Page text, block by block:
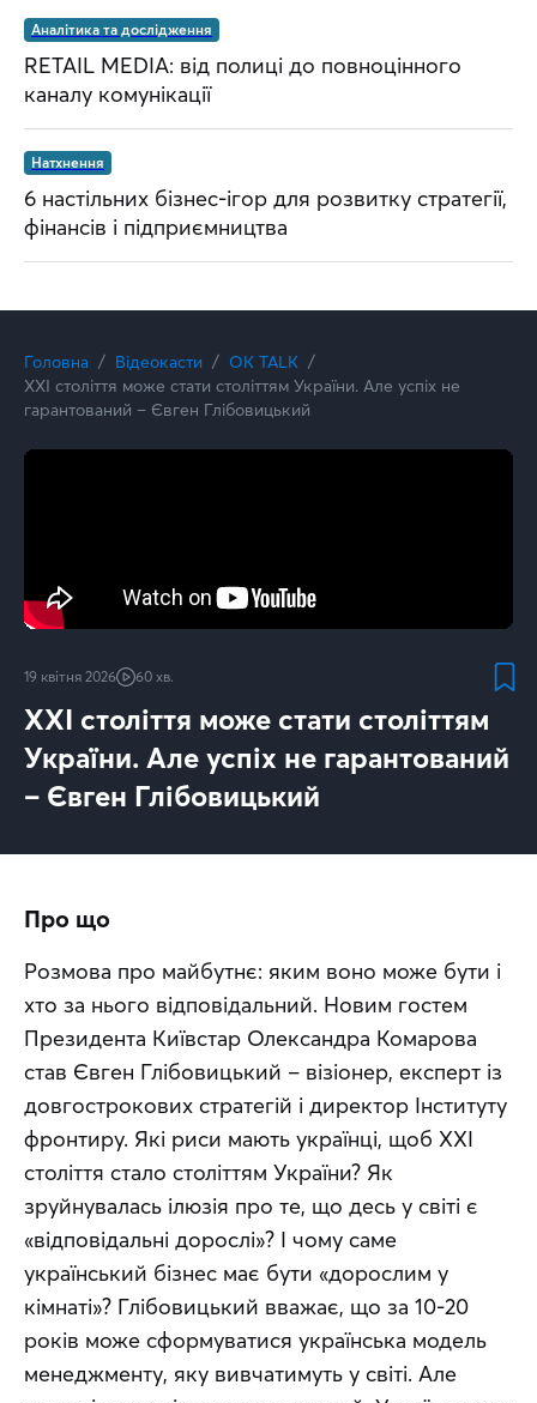
Аналітика та дослідження
RETAIL MEDIA: від полиці до повноцінного
каналу комунікації
Натхнення
6 настільних бізнес-ігор для розвитку стратегії,
фінансів і підприємництва
Головна Відеокасти
OK TALK
XXI століття може стати століттям України. Але успіх не
гарантований – Євген Глібовицький
19 квітня 2026 60 хв.
XXI століття може стати століттям
України. Але успіх не гарантований
– Євген Глібовицький
Про що
Розмова про майбутнє: яким воно може бути і
хто за нього відповідальний. Новим гостем
Президента Київстар Олександра Комарова
став Євген Глібовицький – візіонер, експерт із
довгострокових стратегій і директор Інституту
фронтиру. Які риси мають українці, щоб XXI
століття стало століттям України? Як
зруйнувалась ілюзія про те, що десь у світі є
«відповідальні дорослі»? І чому саме
український бізнес має бути «дорослим у
кімнаті»? Глібовицький вважає, що за 10-20
років може сформуватися українська модель
менеджменту, яку вивчатимуть у світі. Але